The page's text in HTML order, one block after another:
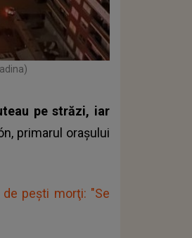
pe străzi, iar
primarul orașului
peşti morţi: "Se